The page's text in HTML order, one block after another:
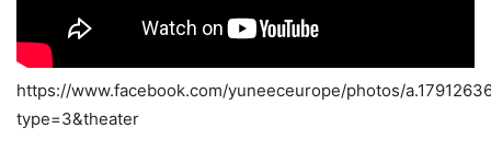
https://www.facebook.com/yuneeceurope/photos/
type=3&theater